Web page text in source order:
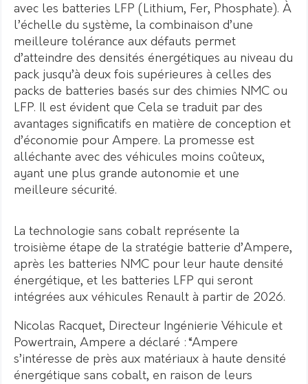
avec les batteries LFP (Lithium, Fer, Phosphate). À
l’échelle du système, la combinaison d’une
meilleure tolérance aux défauts permet
d’atteindre des densités énergétiques au niveau du
pack jusqu’à deux fois supérieures à celles des
packs de batteries basés sur des chimies NMC ou
LFP. Il est évident que Cela se traduit par des
avantages significatifs en matière de conception et
d’économie pour Ampere. La promesse est
alléchante avec des véhicules moins coûteux,
ayant une plus grande autonomie et une
meilleure sécurité.
La technologie sans cobalt représente la
troisième étape de la stratégie batterie d’Ampere,
après les batteries NMC pour leur haute densité
énergétique, et les batteries LFP qui seront
intégrées aux véhicules Renault à partir de 2026.
Nicolas Racquet, Directeur Ingénierie Véhicule et
Powertrain, Ampere a déclaré :“Ampere
s’intéresse de près aux matériaux à haute densité
énergétique sans cobalt, en raison de leurs